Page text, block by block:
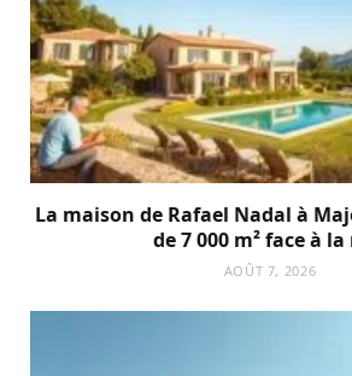
La maison de Rafael Nadal à
de 7 000 m² face à
AOÛT 7, 2026